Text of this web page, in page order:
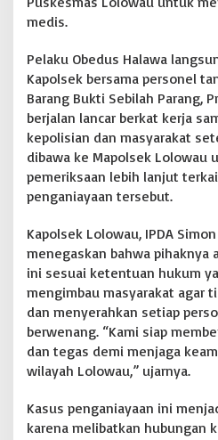
P
a
u
P
e
n
g
n
y
a
n
d
i
D
s
u
H
i
medis.
Pelaku Obedus Halawa
Kapolsek bersama personel
Barang Bukti Sebilah Parang,
berjalan lancar berkat kerja
kepolisian dan masyarakat
dibawa ke Mapolsek Lolowau
pemeriksaan lebih lanjut
penganiayaan tersebut.
Kapolsek Lolowau, IPDA
menegaskan bahwa pihaknya
ini sesuai ketentuan hukum
mengimbau masyarakat agar
dan menyerahkan setiap
berwenang. “Kami siap
dan tegas demi menjaga
wilayah Lolowau,” ujarnya.
Kasus penganiayaan ini
karena melibatkan hubungan